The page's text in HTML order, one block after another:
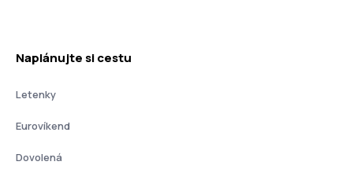
Naplánujte si cestu
Letenky
Eurovíkend
Dovolená